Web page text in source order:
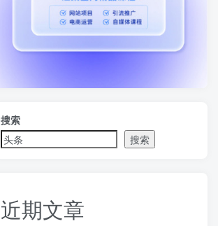
搜索
搜索
近期文章